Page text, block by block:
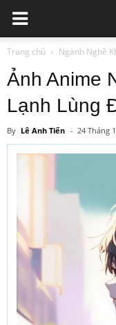
Trang chủ Ngành Nghề
Ảnh Anime
Lạnh Lùng
By Lê Anh Tiến - 24 Tháng